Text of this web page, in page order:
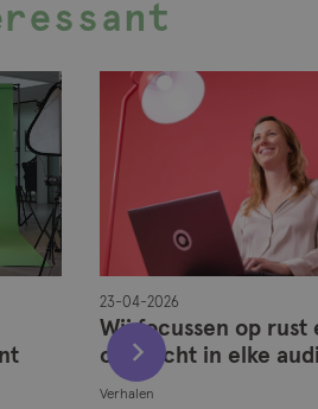
23-04-2026
Wij focussen op rust
overzicht in elke
Verhalen